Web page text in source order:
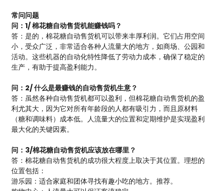
常问问题
问：1/ 棉花糖自动售货机能赚钱吗？
答：是的，棉花糖自动售货机可以带来丰厚利润。它们占用空间
小，受众广泛，非常适合各种人流量大的地方，如商场、公园和
活动。这些机器的自动化特性降低了劳动力成本，确保了稳定的
生产，有助于提高盈利能力。
问：2/ 什么是最赚钱的自动售货机生意？
答：虽然各种自动售货机都可以盈利，但棉花糖自动售货机的盈
利尤其大，因为它对所有年龄段的人都有吸引力，而且原材料
（糖和调味料）成本低。人流量大的位置和定期维护是实现盈利
最大化的关键因素。
问：3/棉花糖自动售货机应该放在哪里？
答：棉花糖自动售货机的成功很大程度上取决于其位置。理想的
位置包括：
游乐园：适合家庭和团体寻找有趣小吃的地方。推荐。